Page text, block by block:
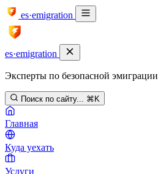
es·emigration
es·emigration
Эксперты по безопасной эмиграции
Поиск по сайту... ⌘K
Главная
Куда уехать
Услуги